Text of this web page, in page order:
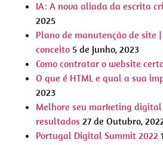
IA: A nova aliada da escrita
2025
Plano de manutenção de site
conceito 5 de Junho, 2023
Como contratar o website
O que é HTML e qual a sua
2023
Melhore seu marketing digital
resultados 27 de Outubro,
Portugal Digital Summit 2022